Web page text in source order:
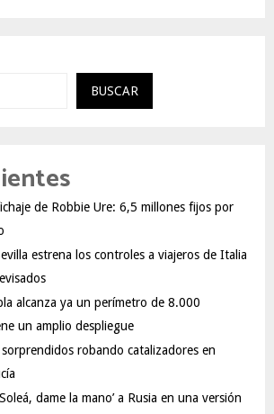
BUSCAR
de Robbie Ure: 6,5 millones fijos por
estrena los controles a viajeros de Italia
alcanza ya un perímetro de 8.000
un amplio despliegue
robando catalizadores en
dame la mano’ a Rusia en una versión